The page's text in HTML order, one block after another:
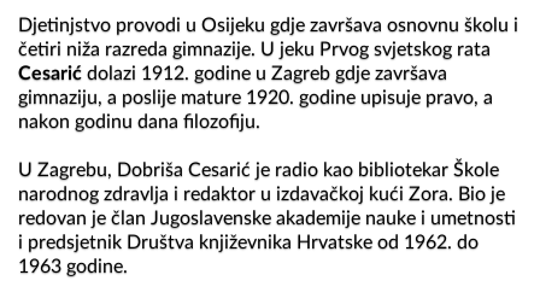
Djetinjstvo provodi u Osijeku gdje završava osnovnu školu i
Cesarić dolazi 1912. godine u Zagreb gdje završava
gimnaziju, a poslije mature 1920. godine upisuje pravo, a
nakon godinu dana filozofiju.
U Zagrebu, Dobriša Cesarić je radio kao bibliotekar Škole
narodnog zdravlja i redaktor u izdavačkoj kući Zora. Bio je
redovan je član Jugoslavenske akademije nauke i umetnosti
i predsjetnik Društva književnika Hrvatske od 1962. do
1963 godine.